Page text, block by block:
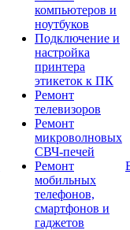
компьютеров и
ноутбуков
Подключение и
настройка
принтера
этикеток к ПК
Ремонт
телевизоров
Ремонт
микроволновых
СВЧ-печей
Ремонт
мобильных
телефонов,
смартфонов и
гаджетов